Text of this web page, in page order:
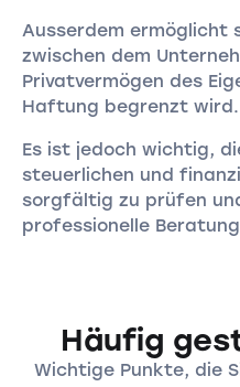
Ausserdem ermöglicht
zwischen dem
Privatvermögen des
Haftung begrenzt wird.
Es ist jedoch wichtig,
steuerlichen und
sorgfältig zu prüfen
professionelle
Häufig
Wichtige Punkte, die